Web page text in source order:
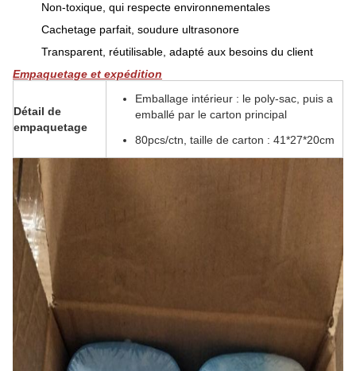
Non-toxique, qui respecte environnementales
Cachetage parfait, soudure ultrasonore
Transparent, réutilisable, adapté aux besoins du client
Empaquetage et expédition
Détail de
empaquetage
Emballage intérieur : le poly-sac, puis a
emballé par le carton principal
80pcs/ctn, taille de carton : 41*27*20cm